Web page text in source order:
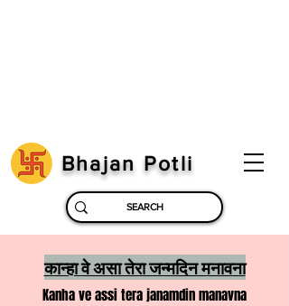
Bhajan Potli
कान्हा वे असा तेरा जन्मदिन मनावना
Kanha ve assi tera janamdin manavna